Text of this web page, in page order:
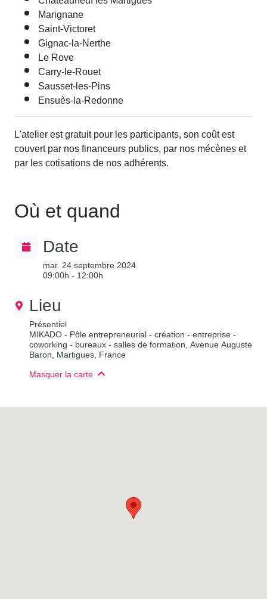
Marignane
Saint-Victoret
Gignac-la-Nerthe
Le Rove
Carry-le-Rouet
Sausset-les-Pins
Ensuès-la-Redonne
L'atelier est gratuit pour les participants, son coût est
couvert par nos financeurs publics, par nos mécènes et
par les cotisations de nos adhérents.
Où et quand
Date
mar. 24 septembre 2024
09:00h - 12:00h
Lieu
Présentiel
MIKADO - Pôle entrepreneurial - création - entreprise -
coworking - bureaux - salles de formation, Avenue Auguste
Baron, Martigues, France
Masquer la carte